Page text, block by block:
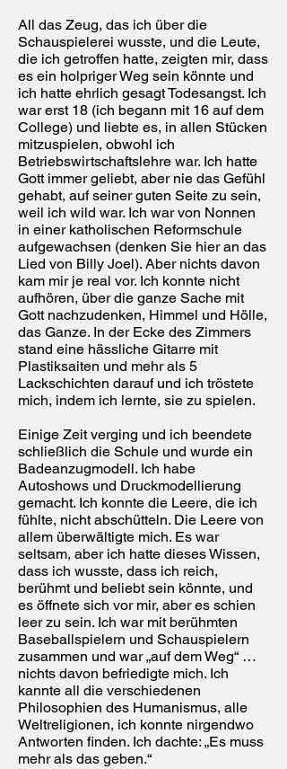
All das Zeug, das ich über die
Schauspielerei wusste, und die Leute,
die ich getroffen hatte, zeigten mir, dass
es ein holpriger Weg sein könnte und
ich hatte ehrlich gesagt Todesangst. Ich
war erst 18 (ich begann mit 16 auf dem
College) und liebte es, in allen Stücken
mitzuspielen, obwohl ich
Betriebswirtschaftslehre war. Ich hatte
Gott immer geliebt, aber nie das Gefühl
gehabt, auf seiner guten Seite zu sein,
weil ich wild war. Ich war von Nonnen
in einer katholischen Reformschule
aufgewachsen (denken Sie hier an das
Lied von Billy Joel). Aber nichts davon
kam mir je real vor. Ich konnte nicht
aufhören, über die ganze Sache mit
Gott nachzudenken, Himmel und Hölle,
das Ganze. In der Ecke des Zimmers
stand eine hässliche Gitarre mit
Plastiksaiten und mehr als 5
Lackschichten darauf und ich tröstete
mich, indem ich lernte, sie zu spielen.
Einige Zeit verging und ich beendete
schließlich die Schule und wurde ein
Badeanzugmodell. Ich habe
Autoshows und Druckmodellierung
gemacht. Ich konnte die Leere, die ich
fühlte, nicht abschütteln. Die Leere von
allem überwältigte mich. Es war
seltsam, aber ich hatte dieses Wissen,
dass ich wusste, dass ich reich,
berühmt und beliebt sein könnte, und
es öffnete sich vor mir, aber es schien
leer zu sein. Ich war mit berühmten
Baseballspielern und Schauspielern
zusammen und war „auf dem Weg“ …
nichts davon befriedigte mich. Ich
kannte all die verschiedenen
Philosophien des Humanismus, alle
Weltreligionen, ich konnte nirgendwo
Antworten finden. Ich dachte: „Es muss
mehr als das geben.“